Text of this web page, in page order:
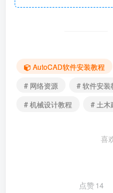
AutoCAD软件安装教程
# 网络资源
# 软件安装
# 机械设计教程
# 土木
喜
点赞14